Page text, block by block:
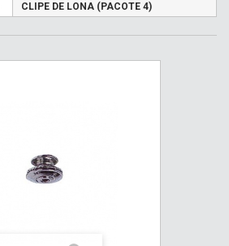
CLIPE DE LONA (PACOTE 4)